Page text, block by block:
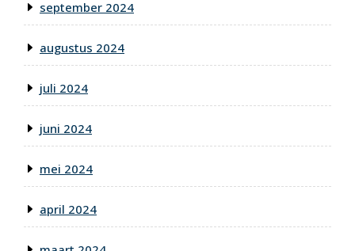
september 2024
augustus 2024
juli 2024
juni 2024
mei 2024
april 2024